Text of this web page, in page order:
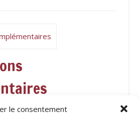
le consentement